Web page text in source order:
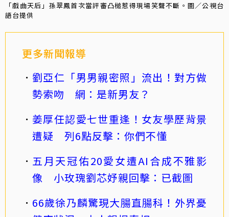
「戲曲天后」孫翠鳳首次當評審凸槌惹得現場笑聲不斷。圖／公視台
語台提供
更多新聞報導
劉亞仁「男男親密照」流出！對方做
勢索吻 網：是新男友？
姜厚任認愛七世重逢！女友學歷背景
遭疑 列6點反擊：你們不懂
五月天冠佑20愛女遭AI合成不雅影
像 小玫瑰劉芯妤親回擊：已截圖
66歲徐乃麟驚現大腸直腸科！外界憂